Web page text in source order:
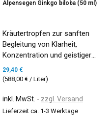
Alpensegen Ginkgo biloba (50 ml)
Kräutertropfen zur sanften
Begleitung von Klarheit,
Konzentration und geistiger
Frische
29,40 €
(588,00 € / Liter)
inkl. MwSt. zzgl. Versand
Lieferzeit ca. 1-3 Werktage